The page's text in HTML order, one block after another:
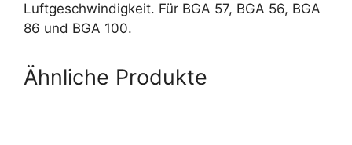
Luftgeschwindigkeit. Für BGA 57, BGA 56, BGA
86 und BGA 100.
Ähnliche Produkte